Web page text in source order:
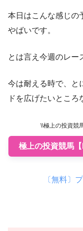
本日はこんな感じの
やばいです。
とは言え今週のレー
今は耐える時で、と
ドを広げたいとこ
\\極上の投資競
極上の投資競馬
〔無料〕